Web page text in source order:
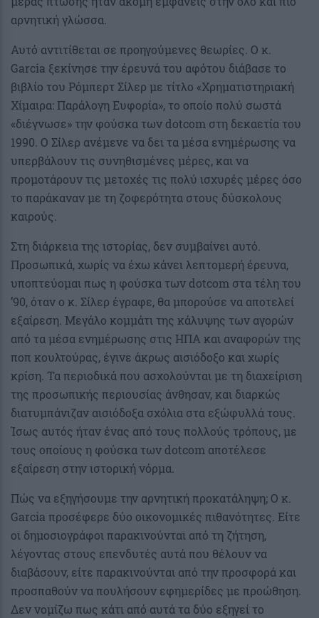
αρνητική γλώσσα.
Αυτό αντιτίθεται σε προηγούμενες θεωρίες. Ο κ.
Garcia ξεκίνησε την έρευνά του αφότου διάβασε το
βιβλίο του Ρόμπερτ Σίλερ με τίτλο «Χρηματιστηριακή
Χίμαιρα: Παράλογη Ευφορία», το οποίο πολύ σωστά
«διέγνωσε» την φούσκα των dotcom στη δεκαετία του
1990. Ο Σίλερ ανέμενε να δει τα μέσα ενημέρωσης να
υπερβάλουν τις συνηθισμένες μέρες, και να
προμοτάρουν τις μετοχές τις πολύ ισχυρές μέρες όσο
το παράκαναν με τη ζοφερότητα στους δύσκολους
καιρούς.
Στη διάρκεια της ιστορίας, δεν συμβαίνει αυτό.
Προσωπικά, χωρίς να έχω κάνει λεπτομερή έρευνα,
υποπτεύομαι πως η φούσκα των dotcom στα τέλη του
’90, όταν ο κ. Σίλερ έγραφε, θα μπορούσε να αποτελεί
εξαίρεση. Μεγάλο κομμάτι της κάλυψης των αγορών
από τα μέσα ενημέρωσης στις ΗΠΑ και αναφορών της
ποπ κουλτούρας, έγινε άκρως αισιόδοξο και χωρίς
κρίση. Τα περιοδικά που ασχολούνται με τη διαχείριση
της προσωπικής περιουσίας άνθησαν, και διαρκώς
διατυμπάνιζαν αισιόδοξα σχόλια στα εξώφυλλά τους.
Ίσως αυτός ήταν ένας από τους πολλούς τρόπους, με
τους οποίους η φούσκα των dotcom αποτέλεσε
εξαίρεση στην ιστορική νόρμα.
Πώς να εξηγήσουμε την αρνητική προκατάληψη; Ο κ.
Garcia προσέφερε δύο οικονομικές πιθανότητες. Είτε
οι δημοσιογράφοι παρακινούνται από τη ζήτηση,
λέγοντας στους επενδυτές αυτά που θέλουν να
διαβάσουν, είτε παρακινούνται από την προσφορά και
προσπαθούν να πουλήσουν εφημερίδες με προώθηση.
Δεν νομίζω πως κάτι από αυτά τα δύο εξηγεί το